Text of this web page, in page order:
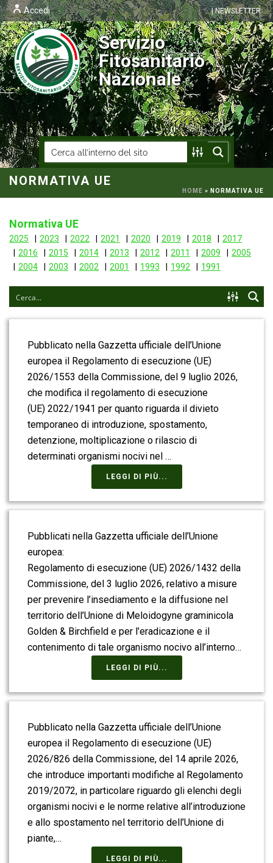
| NEWSLETTER
Accedi
Servizio
Fitosanitario
Nazionale
NORMATIVA UE
HOME » NORMATIVA UE
Normativa UE
2025 2023 2022 2021 2020 2019 2018
2017
2016
2015 2014 2013 2012 2011 2009
2005
2004
2003 2002 2001 1993 1992 1991
Pubblicato nella Gazzetta ufficiale dell’Unione
europea il Regolamento di esecuzione (UE)
2026/1553 della Commissione, del 9 luglio 2026,
che modifica il regolamento di esecuzione
(UE) 2022/1941 per quanto riguarda il divieto
temporaneo di introduzione, spostamento,
detenzione, moltiplicazione o rilascio di
determinati organismi nocivi nel …
LEGGI DI PIÙ...
Pubblicati nella Gazzetta ufficiale dell’Unione
europea:
Regolamento di esecuzione (UE) 2026/1432 della
Commissione, del 3 luglio 2026, relativo a misure
per prevenire l’insediamento e la diffusione nel
territorio dell’Unione di Meloidogyne graminicola
Golden & Birchfield e per l’eradicazione e il
contenimento di tale organismo nocivo all’interno…
LEGGI DI PIÙ...
Pubblicato nella Gazzetta ufficiale dell’Unione
europea il Regolamento di esecuzione (UE)
2026/826 della Commissione, del 14 aprile 2026,
che introduce importanti modifiche al Regolamento
2019/2072, in particolare riguardo gli elenchi degli
organismi nocivi e le norme relative all’introduzione
e allo spostamento nel territorio dell’Unione di
piante,…
LEGGI DI PIÙ...